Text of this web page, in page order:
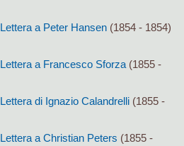
Lettera a Peter Hansen (1854 - 1854)
Lettera a Francesco Sforza (1855 -
Lettera di Ignazio Calandrelli (1855 -
Lettera a Christian Peters (1855 -